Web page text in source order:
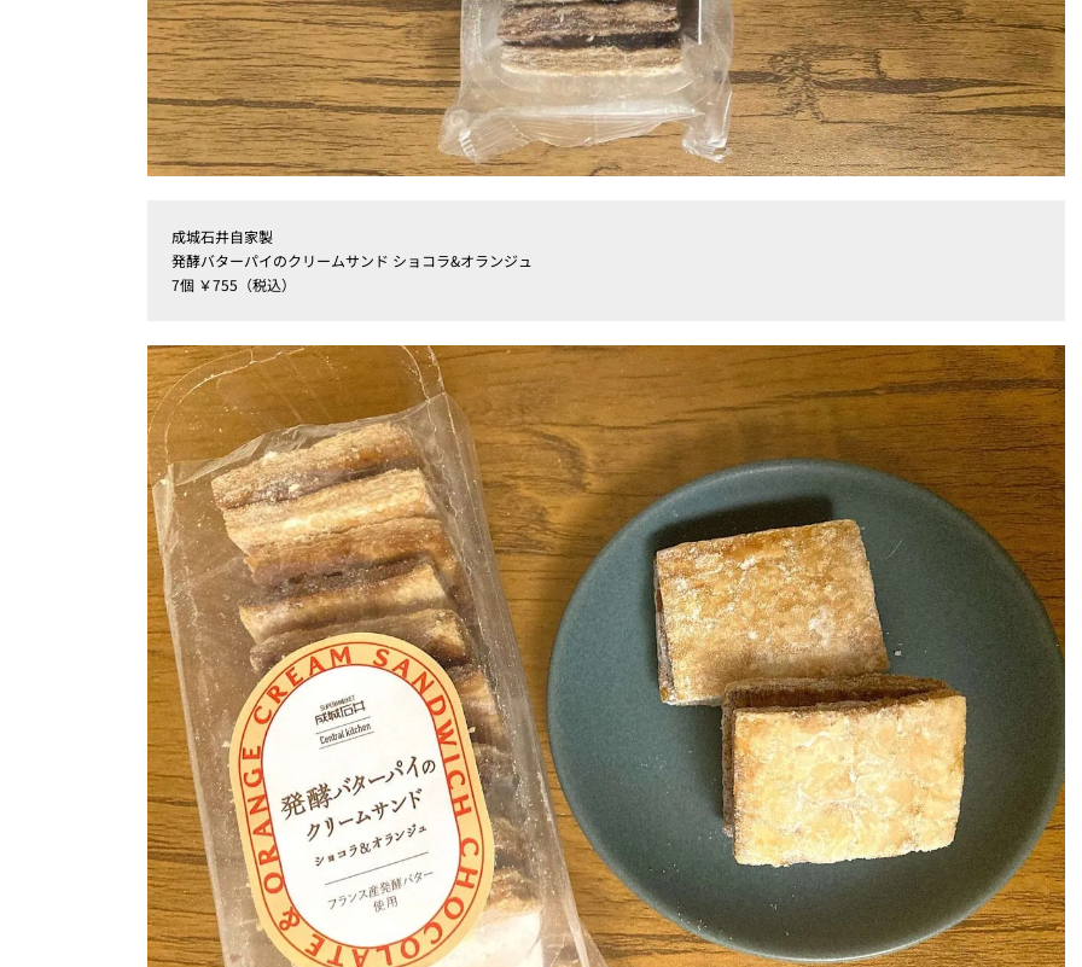
成城石井自家製
発酵バターパイのクリームサンド ショコラ&オランジュ
7個 ￥755（税込）